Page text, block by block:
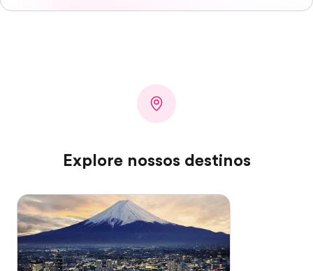
Explore nossos destinos